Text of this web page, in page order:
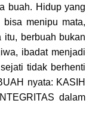
buah. Hidup yang
menipu mata,
itu, berbuah bukan
ibadat menjadi
tidak berhenti
nyata: KASIH
dalam